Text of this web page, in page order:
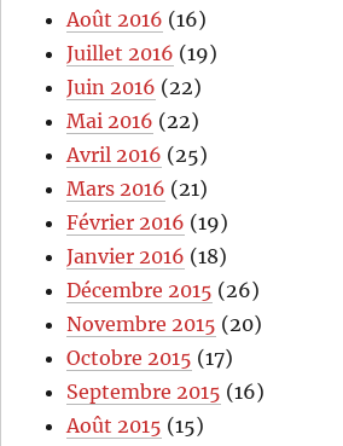
Août 2016 (16)
Juillet 2016 (19)
Juin 2016 (22)
Mai 2016 (22)
Avril 2016 (25)
Mars 2016 (21)
Février 2016 (19)
Janvier 2016 (18)
Décembre 2015 (26)
Novembre 2015 (20)
Octobre 2015 (17)
Septembre 2015 (16)
Août 2015 (15)